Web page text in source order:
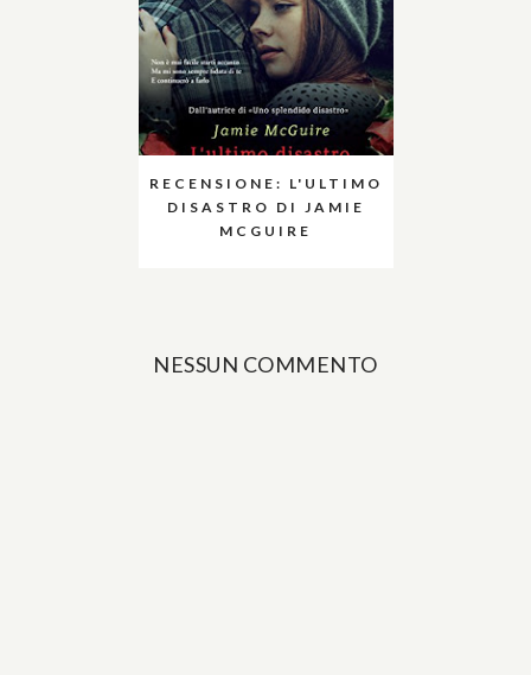
RECENSIONE: L'ULTIMO
DISASTRO DI JAMIE
MCGUIRE
NESSUN COMMENTO